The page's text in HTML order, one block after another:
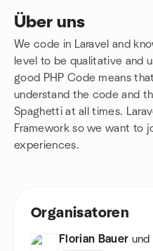
Über uns
We code in Laravel and
level to be qualitative and
good PHP Code means
understand the code and
Spaghetti at all times.
Framework so we want to
experiences.
Gruppenlinks
Organisatoren
Florian Bauer und